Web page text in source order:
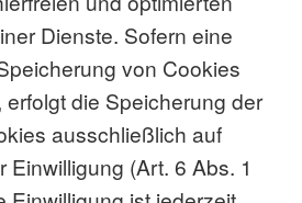
Dienste. Sofern eine
von Cookies
die Speicherung der
ausschließlich auf
Einwilligung (Art. 6 Abs. 1